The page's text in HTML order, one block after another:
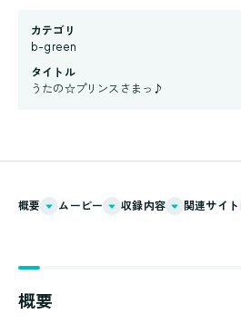
カテゴリ
b-green
タイトル
うたの☆プリンスさまっ♪
概要 ムービー 収録内容 関連サイト
概要